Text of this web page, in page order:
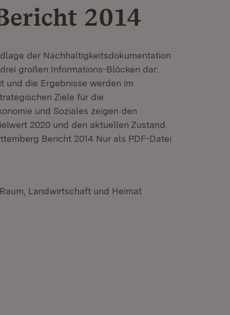
2014
der Nachhaltigkeitsdokumentation
großen Informations-Blöcken dar:
und die Ergebnisse werden im
Ziele für die
und Soziales zeigen den
2020 und den aktuellen Zustand.
Bericht 2014 Nur als PDF-Datei
Landwirtschaft und Heimat